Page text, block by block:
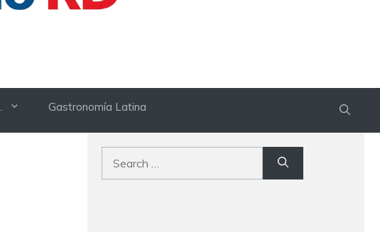
Gastronomía Latina
Search
for: